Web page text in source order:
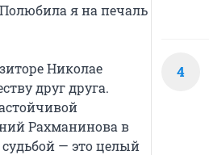
я на печаль
Николае
друг друга.
Рахманинова в
— это целый
4